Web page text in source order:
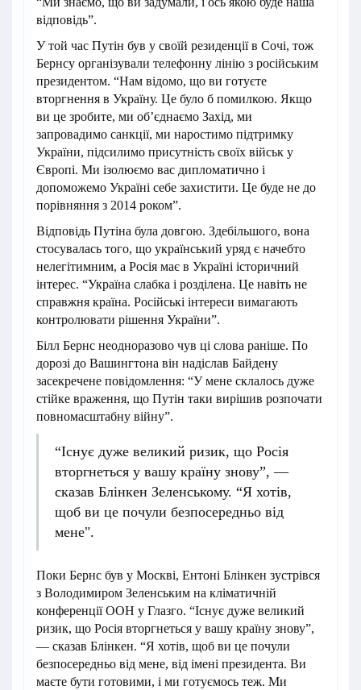
відповідь”.
У той час Путін був у своїй резиденції в Сочі, тож
Бернсу організували телефонну лінію з російським
президентом. “Нам відомо, що ви готуєте
вторгнення в Україну. Це було б помилкою. Якщо
ви це зробите, ми обʼєднаємо Захід, ми
запровадимо санкції, ми наростимо підтримку
України, підсилимо присутність своїх військ у
Європі. Ми ізолюємо вас дипломатично і
допоможемо Україні себе захистити. Це буде не до
порівняння з 2014 роком”.
Відповідь Путіна була довгою. Здебільшого, вона
стосувалась того, що український уряд є начебто
нелегітимним, а Росія має в Україні історичний
інтерес. “Україна слабка і розділена. Це навіть не
справжня країна. Російські інтереси вимагають
контролювати рішення України”.
Білл Бернс неодноразово чув ці слова раніше. По
дорозі до Вашингтона він надіслав Байдену
засекречене повідомлення: “У мене склалось дуже
стійке враження, що Путін таки вирішив розпочати
повномасштабну війну”.
“Існує дуже великий ризик, що Росія
вторгнеться у вашу країну знову”, —
сказав Блінкен Зеленському. “Я хотів,
щоб ви це почули безпосередньо від
мене".
Поки Бернс був у Москві, Ентоні Блінкен зустрівся
з Володимиром Зеленським на кліматичній
конференції ООН у Глазго. “Існує дуже великий
ризик, що Росія вторгнеться у вашу країну знову”,
— сказав Блінкен. “Я хотів, щоб ви це почули
безпосередньо від мене, від імені президента. Ви
маєте бути готовими, і ми готуємось теж. Ми